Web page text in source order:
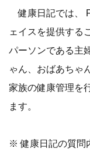
健康日記では、
ェイスを提供する
パーソンである主
ゃん、おばあちゃ
家族の健康管理を
ます。
※ 健康日記の質問